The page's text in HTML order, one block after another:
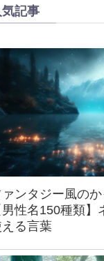
気記事
ァンタジー風の
男性名150種類
る言葉